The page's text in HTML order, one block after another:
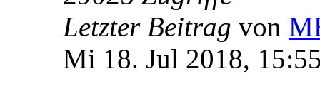
Letzter Beitrag von
Mi 18. Jul 2018,